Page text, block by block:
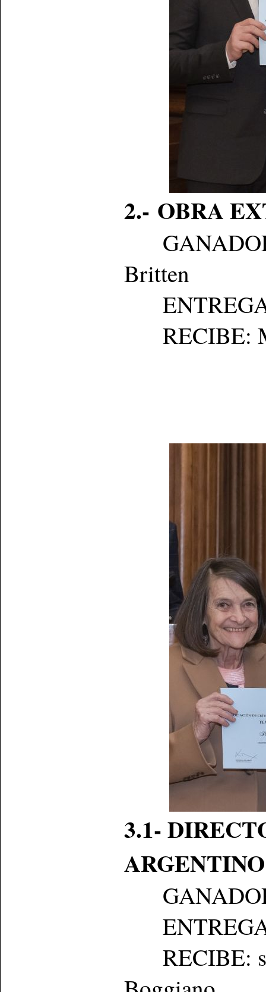
2.- OBRA
Britten
RECIBE:
3.1-
ARGENTINO
ENTREGA:
RECIBE: